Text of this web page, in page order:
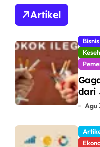
Artikel
Bisnis
dari
Sita
di
Agu